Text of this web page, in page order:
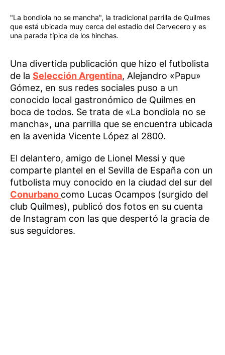
"La bondiola no se mancha", la tradicional parrilla de Quilmes
que está ubicada muy cerca del estadio del Cervecero y es
una parada típica de los hinchas.
Una divertida publicación que hizo el futbolista
de la Selección Argentina, Alejandro «Papu»
Gómez, en sus redes sociales puso a un
conocido local gastronómico de Quilmes en
boca de todos. Se trata de «La bondiola no se
mancha», una parrilla que se encuentra ubicada
en la avenida Vicente López al 2800.
El delantero, amigo de Lionel Messi y que
comparte plantel en el Sevilla de España con un
futbolista muy conocido en la ciudad del sur del
Conurbano como Lucas Ocampos (surgido del
club Quilmes), publicó dos fotos en su cuenta
de Instagram con las que despertó la gracia de
sus seguidores.